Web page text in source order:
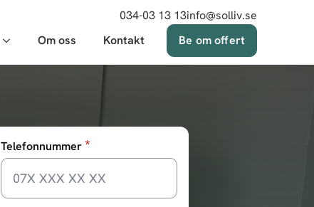
034-03 13 13info@solliv.se
Om oss Kontakt Be om offert
Telefonnummer*